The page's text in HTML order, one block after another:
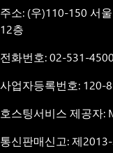
주소: (우)110-150 서
12층
전화번호: 02-531-
사업자등록번호: 120-
호스팅서비스 제공자:
통신판매신고: 제